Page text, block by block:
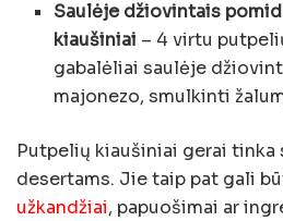
Saulėje džiovintais
kiaušiniai – 4 virtu
gabalėliai saulėje
majonezo, smulkinti
Putpelių kiaušiniai gerai
desertams. Jie taip pat gali
užkandžiai, papuošimai ar